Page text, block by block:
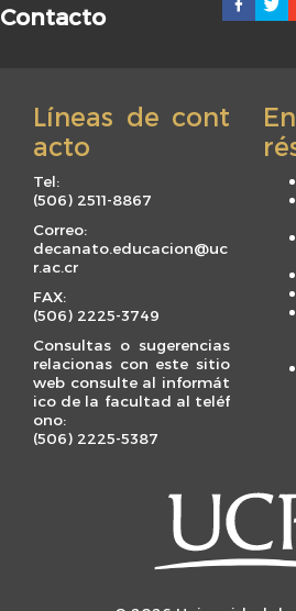
Contacto
Líneas de cont
acto
Tel:
(506) 2511-8867
Correo:
decanato.educacion@uc
r.ac.cr
FAX:
(506) 2225-3749
Consultas o sugerencias
relacionas con este sitio
web consulte al informát
ico de la facultad al teléf
ono:
(506) 2225-5387